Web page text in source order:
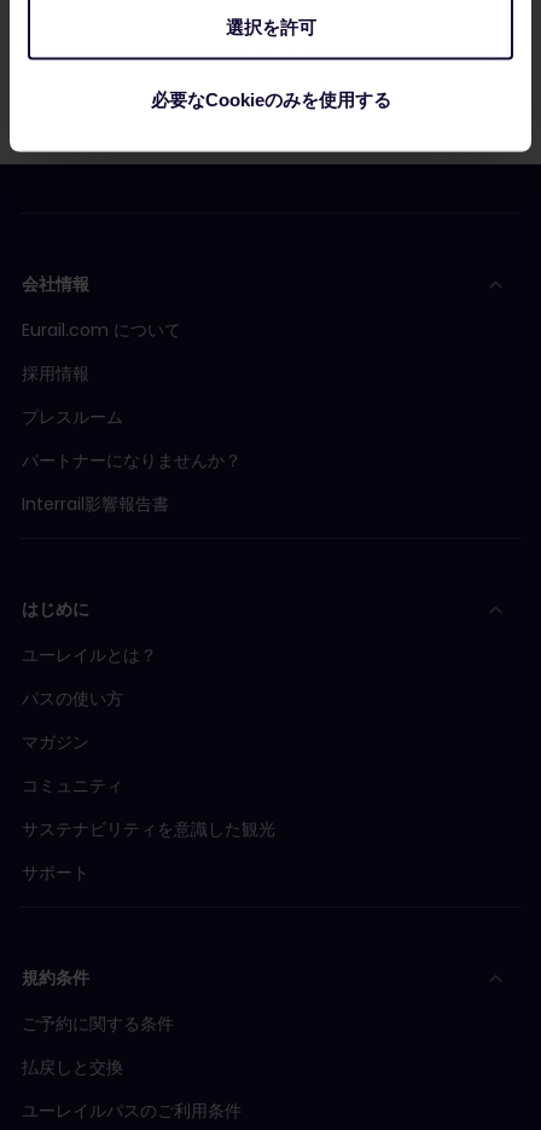
選択を許可
必要なCookieのみを使用する
会社情報
Eurail.com について
採用情報
プレスルーム
パートナーになりませんか？
Interrail影響報告書
はじめに
ユーレイルとは？
パスの使い方
マガジン
コミュニティ
サステナビリティを意識した観光
サポート
規約条件
ご予約に関する条件
払戻しと交換
ユーレイルパスのご利用条件